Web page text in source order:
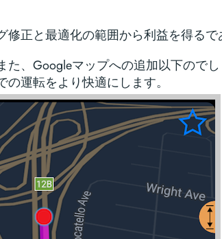
修正と最適化の範囲から利益を得るで
た、Googleマップへの追加以下ので
運転をより快適にします。